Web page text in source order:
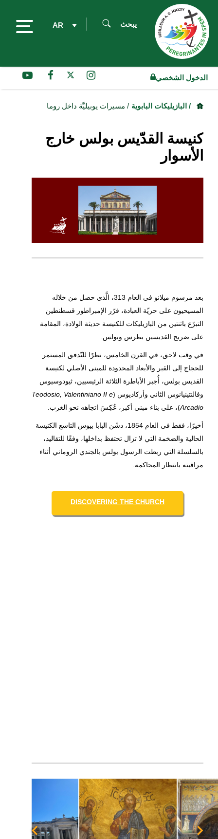
AR يبحث
الدخول الشخصي
/ مسيرات يوبيليَّة داخل روما / البازيليكات البابوية
كنيسة القدّيس بولس خارج
الأسوار
بعد مرسوم ميلانو في العام 313، الَّذي حصل من خلاله
المسيحيون على حريّة العبادة، قرّر الإمبراطور قسطنطين
التبرّع باثنتين من البازيليكات للكنيسة حديثة الولادة، المقامة
على ضريح القديسين بطرس وبولس.
في وقت لاحق، في القرن الخامس، نظرًا للتّدفق المستمر
للحجاج إلى القبر والأبعاد المحدودة للمبنى الأصلي لكنيسة
القديس بولس، أُجبر الأباطرة الثلاثة الرئيسيين، ثيودوسيوس
وفالنتينيانوس الثاني وأركاديوس (Teodosio, Valentiniano II e
Arcadio)، على بناء مبنى أكبر، عُكِسَ اتجاهه نحو الغرب.
أخيرًا، فقط في العام 1854، دشّن البابا بيوس التاسع الكنيسة
الحالية والضخمة التي لا تزال تحتفظ بداخلها، وفقًا للتقاليد،
بالسلسلة التي ربطت الرسول بولس بالجندي الروماني أثناء
مراقبته بانتظار المحاكمة.
DISCOVERING THE CHURCH